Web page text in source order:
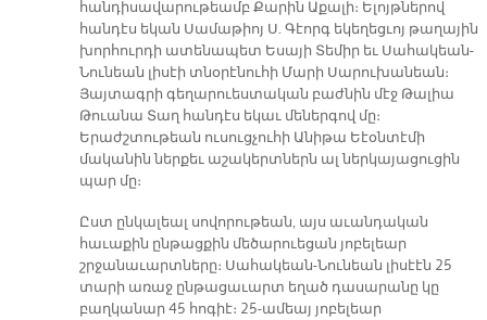
հանդիսավարութեամբ Քարին Աքալի։ Ելոյթներով
հանդէս եկան Սամաթիոյ Ս. Գէորգ եկեղեցւոյ թաղային
խորհուրդի ատենապետ Եսայի Տեմիր եւ Սահակեան-
Նունեան լիսէի տնօրէնուհի Մարի Սարուխանեան։
Յայտագրի գեղարուեստական բաժնին մէջ Թալիա
Թուանա Տաղ հանդէս եկաւ մեներգով մը։
Երաժշտութեան ուսուցչուհի Անիթա Եէօնտէմի
մականին ներքեւ աշակերտներն ալ ներկայացուցին
պար մը։
Ըստ ընկալեալ սովորութեան, այս աւանդական
հաւաքին ընթացքին մեծարուեցան յոբելեար
շրջանաւարտները։ Սահակեան-Նունեան լիսէէն 25
տարի առաջ ընթացաւարտ եղած դասարանը կը
բաղկանար 45 հոգիէ։ 25-ամեայ յոբելեար